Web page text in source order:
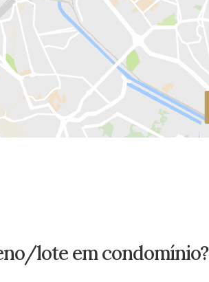
lote em condomínio?